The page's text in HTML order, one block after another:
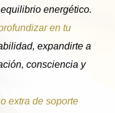
energético.
en tu
expandirte a
consciencia y
extra de soporte